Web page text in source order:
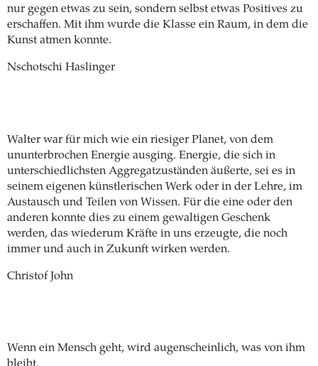
nur gegen etwas zu sein, sondern selbst etwas Positives zu
erschaffen. Mit ihm wurde die Klasse ein Raum, in dem die
Kunst atmen konnte.
Nschotschi Haslinger
Walter war für mich wie ein riesiger Planet, von dem
ununterbrochen Energie ausging. Energie, die sich in
unterschiedlichsten Aggregatzuständen äußerte, sei es in
seinem eigenen künstlerischen Werk oder in der Lehre, im
Austausch und Teilen von Wissen. Für die eine oder den
anderen konnte dies zu einem gewaltigen Geschenk
werden, das wiederum Kräfte in uns erzeugte, die noch
immer und auch in Zukunft wirken werden.
Christof John
Wenn ein Mensch geht, wird augenscheinlich, was von ihm